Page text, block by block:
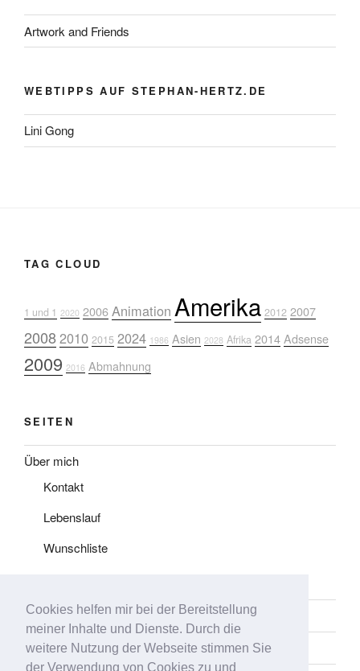
Cookies helfen mir bei der Bereitstellung
meiner Inhalte und Dienste. Durch die
weitere Nutzung der Webseite stimmen Sie
der Verwendung von Cookies zu und
Artwork and Friends
WEBTIPPS AUF STEPHAN-HERTZ.DE
Lini Gong
TAG CLOUD
1 und 1 2020 2006Animation Amerika 2012 2007
20082010 2015 2024 1986 Asien 2028 Afrika 2014Adsense
2009 2016 Abmahnung
SEITEN
Über mich
Kontakt
Lebenslauf
Wunschliste
Datenschutz
Tag-Liste